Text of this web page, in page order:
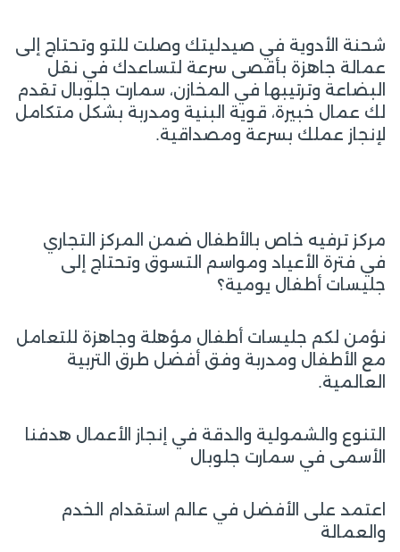
شحنة الأدوية في صيدليتك وصلت للتو وتحتاج إلى
عمالة جاهزة بأقصى سرعة لتساعدك في نقل
البضاعة وترتيبها في المخازن، سمارت جلوبال تقدم
لك عمال خبيرة، قوية البنية ومدربة بشكل متكامل
لإنجاز عملك بسرعة ومصداقية.
مركز ترفيه خاص بالأطفال ضمن المركز التجاري
في فترة الأعياد ومواسم التسوق وتحتاج إلى
جليسات أطفال يومية؟
نؤمن لكم جليسات أطفال مؤهلة وجاهزة للتعامل
مع الأطفال ومدربة وفق أفضل طرق التربية
العالمية.
التنوع والشمولية والدقة في إنجاز الأعمال هدفنا
الأسمى في سمارت جلوبال
اعتمد على الأفضل في عالم استقدام الخدم
والعمالة